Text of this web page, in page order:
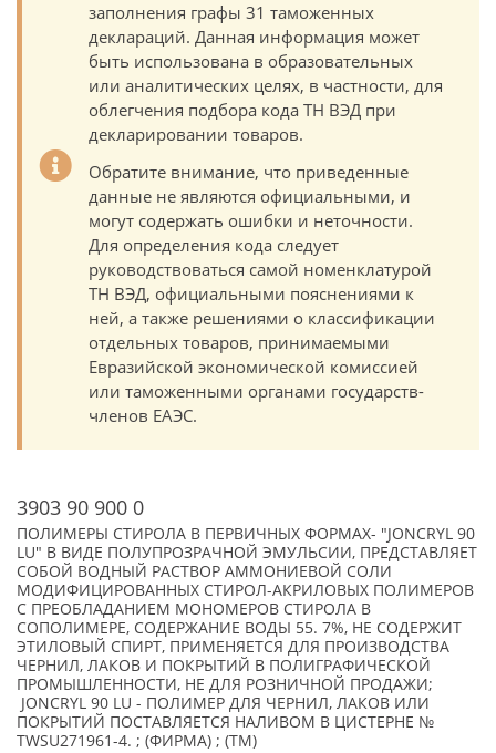
заполнения графы 31 таможенных
деклараций. Данная информация может
быть использована в образовательных
или аналитических целях, в частности, для
облегчения подбора кода ТН ВЭД при
декларировании товаров.
Обратите внимание, что приведенные
данные не являются официальными, и
могут содержать ошибки и неточности.
Для определения кода следует
руководствоваться самой номенклатурой
ТН ВЭД, официальными пояснениями к
ней, а также решениями о классификации
отдельных товаров, принимаемыми
Евразийской экономической комиссией
или таможенными органами государств-
членов ЕАЭС.
3903 90 900 0
ПОЛИМЕРЫ СТИРОЛА В ПЕРВИЧНЫХ ФОРМАХ- "JONCRYL 90
LU" В ВИДЕ ПОЛУПРОЗРАЧНОЙ ЭМУЛЬСИИ, ПРЕДСТАВЛЯЕТ
СОБОЙ ВОДНЫЙ РАСТВОР АММОНИЕВОЙ СОЛИ
МОДИФИЦИРОВАННЫХ СТИРОЛ-АКРИЛОВЫХ ПОЛИМЕРОВ
С ПРЕОБЛАДАНИЕМ МОНОМЕРОВ СТИРОЛА В
СОПОЛИМЕРЕ, СОДЕРЖАНИЕ ВОДЫ 55. 7%, НЕ СОДЕРЖИТ
ЭТИЛОВЫЙ СПИРТ, ПРИМЕНЯЕТСЯ ДЛЯ ПРОИЗВОДСТВА
ЧЕРНИЛ, ЛАКОВ И ПОКРЫТИЙ В ПОЛИГРАФИЧЕСКОЙ
ПРОМЫШЛЕННОСТИ, НЕ ДЛЯ РОЗНИЧНОЙ ПРОДАЖИ;
JONCRYL 90 LU - ПОЛИМЕР ДЛЯ ЧЕРНИЛ, ЛАКОВ ИЛИ
ПОКРЫТИЙ ПОСТАВЛЯЕТСЯ НАЛИВОМ В ЦИСТЕРНЕ №
TWSU271961-4. ; (ФИРМА) ; (TM)